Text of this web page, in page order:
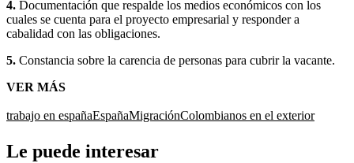
4. Documentación que respalde los medios económicos con los
cuales se cuenta para el proyecto empresarial y responder a
cabalidad con las obligaciones.
5. Constancia sobre la carencia de personas para cubrir la vacante.
VER MÁS
trabajo en españaEspañaMigraciónColombianos en el exterior
Le puede interesar